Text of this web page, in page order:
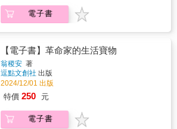
師娘，知道她的生涯、愛情、堅持、付出、歡
笑、眼淚、努力、貢獻……。唯願本書所傳達
的精神，可以繼續讓孫理蓮牧師娘的「芥菜
種」繼續生長蔓延，「芥菜種不怕落土爛，只
求枝葉代代傳」。──夏忠堅，中華基督教救助
協會秘書長孫理蓮這位文筆優美、總是以「小
婦人」觀點述說周遭神奇小故事的美國奶奶，
為台灣寄出了百萬封情書，也因而提昇且豐富
了無數台灣人的生命與價值。理蓮阿嬤，我們
深深感謝妳！──鄭仰恩，台灣神學院教授、台
大兼任教授
成了對生命最大的諷刺。◎本書是自傳、回憶
錄，亦可說是遺書，沒有靜謐安詳對於人生的
與不知足。他終於只能提筆對抗，試圖自成一
個體系，剖析安穩路途上的所有乖舛是如何充
斥著荒謬。◎全文27萬字，僅分為三大章節，
打破傳統自傳體的敘事法，章節之交都是一次
思想或境況的重大轉折點。
電子書
【電子書】革命家的生活寶物
翁稷安 著
逗點文創社 出版
2024/12/01 出版
特價 250 元
電子書